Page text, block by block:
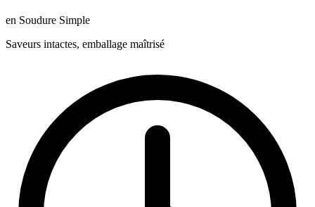
en Soudure Simple
Saveurs intactes, emballage maîtrisé